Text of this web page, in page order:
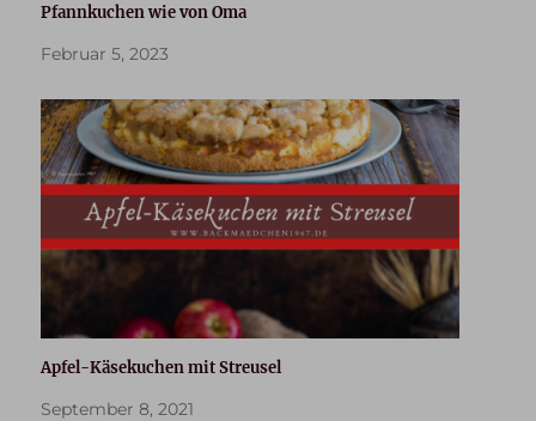
Pfannkuchen wie von Oma
Februar 5, 2023
Apfel-Käsekuchen mit Streusel
September 8, 2021